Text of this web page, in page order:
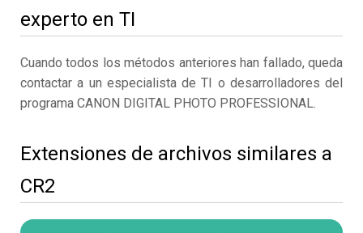
experto en TI
Cuando todos los métodos anteriores han fallado, queda
contactar a un especialista de TI o desarrolladores del
programa CANON DIGITAL PHOTO PROFESSIONAL.
Extensiones de archivos similares a
CR2